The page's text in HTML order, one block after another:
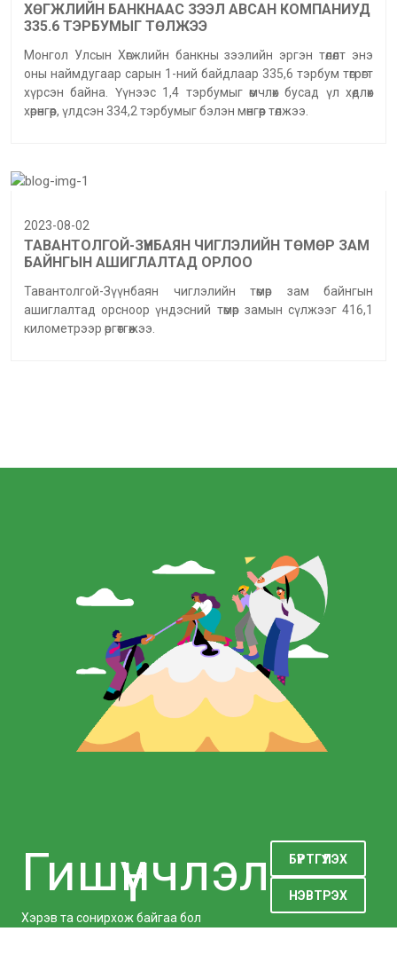
ХӨГЖЛИЙН БАНКНААС ЗЭЭЛ АВСАН КОМПАНИУД
335.6 ТЭРБУМЫГ ТӨЛЖЭЭ
Монгол Улсын Хөгжлийн банкны зээлийн эргэн төлөлт энэ
оны наймдугаар сарын 1-ний байдлаар 335,6 тэрбум төгрөгт
хүрсэн байна. Үүнээс 1,4 тэрбумыг өмчлөх бусад үл хөдлөх
хөрөнгөөр, үлдсэн 334,2 тэрбумыг бэлэн мөнгөөр төлжээ.
2023-08-02
ТАВАНТОЛГОЙ-ЗҮҮНБАЯН ЧИГЛЭЛИЙН ТӨМӨР ЗАМ
БАЙНГЫН АШИГЛАЛТАД ОРЛОО
Тавантолгой-Зүүнбаян чиглэлийн төмөр зам байнгын
ашиглалтад орсноор үндэсний төмөр замын сүлжээг 416,1
километрээр өргөтгөжээ.
Гишүүнчлэл
Хэрэв та сонирхож байгаа бол
БҮРТГҮҮЛЭХ
НЭВТРЭХ